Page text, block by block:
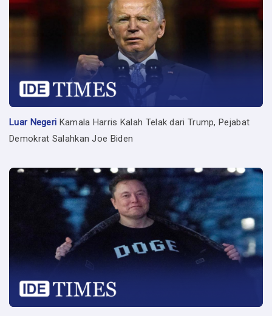
Luar Negeri Kamala Harris Kalah Telak dari Trump, Pejabat
Demokrat Salahkan Joe Biden